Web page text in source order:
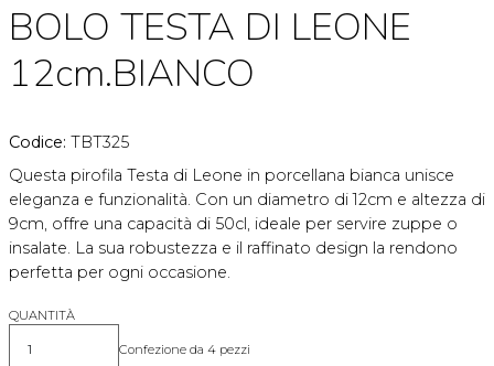
BOLO TESTA DI LEONE
12cm.BIANCO
Codice: TBT325
Questa pirofila Testa di Leone in porcellana bianca unisce
eleganza e funzionalità. Con un diametro di 12cm e altezza di
9cm, offre una capacità di 50cl, ideale per servire zuppe o
insalate. La sua robustezza e il raffinato design la rendono
perfetta per ogni occasione.
QUANTITÀ
Quantità Confezione da 4 pezzi